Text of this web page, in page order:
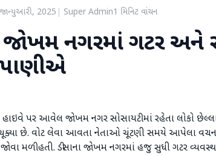
2025 Super Admin1 મિનિટ વાંચન
જોખમ નગરમાં ગટર અને
હાઇવે પર આવેલ જોખમ નગર સોસાયટીમાં રહેતા લોકો
છે. વોટ લેવા આવતા નેતાઓ ચૂંટણી સમયે આપેલા વચન
મળી હતી. ડીસાના જોખમ નગરમાં હજુ સુધી ગટર